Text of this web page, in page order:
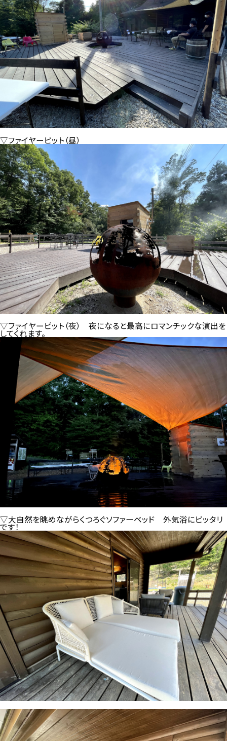
▽ファイヤーピット（昼）
▽ファイヤーピット（夜） 夜になると最高にロマンチックな演出を
してくれます。
▽大自然を眺めながらくつろぐソファーベッド 外気浴にピッタリ
です！